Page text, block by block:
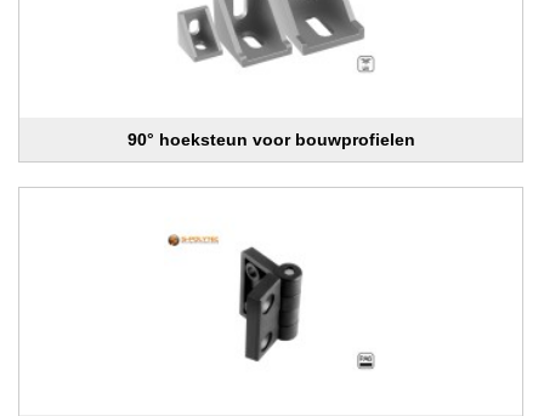
90° hoeksteun voor bouwprofielen